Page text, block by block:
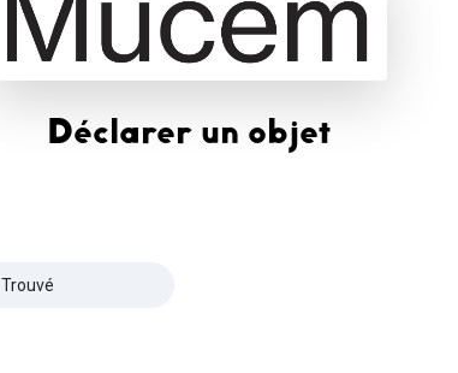
Déclarer un objet
Trouvé